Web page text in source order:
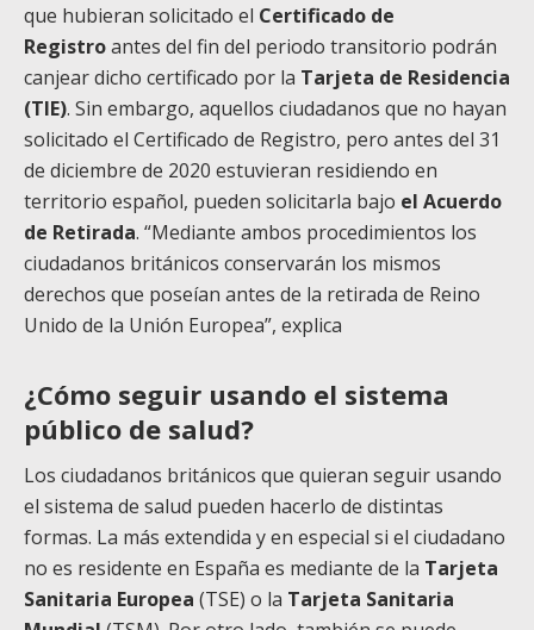
que hubieran solicitado el Certificado de
Registroantes del fin del periodo transitorio podrán
canjear dicho certificado por la Tarjeta de Residencia
(TIE). Sin embargo, aquellos ciudadanos que no hayan
solicitado el Certificado de Registro, pero antes del 31
de diciembre de 2020 estuvieran residiendo en
territorio español, pueden solicitarla bajo el Acuerdo
de Retirada. “Mediante ambos procedimientos los
ciudadanos británicos conservarán los mismos
derechos que poseían antes de la retirada de Reino
Unido de la Unión Europea”, explica
¿Cómo seguir usando el sistema
público de salud?
Los ciudadanos británicos que quieran seguir usando
el sistema de salud pueden hacerlo de distintas
formas. La más extendida y en especial si el ciudadano
no es residente en España es mediante de la Tarjeta
Sanitaria Europea (TSE) o la Tarjeta Sanitaria